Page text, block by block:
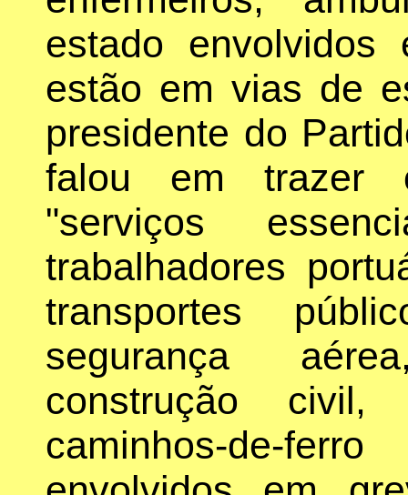
estado
estão em vias de
presidente do
falou em trazer
"serviços
trabalhadores
transportes
segurança
construção
caminhos-de-